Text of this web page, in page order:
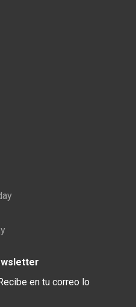
en tu correo lo